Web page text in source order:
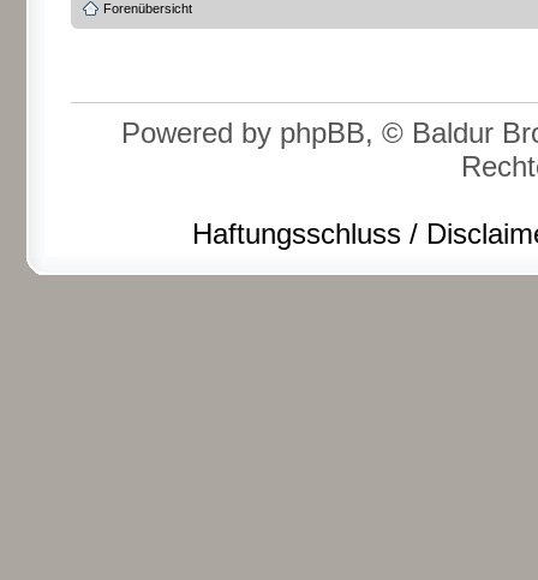
Forenübersicht
Powered by phpBB, © Baldur
Haftungsschluss /